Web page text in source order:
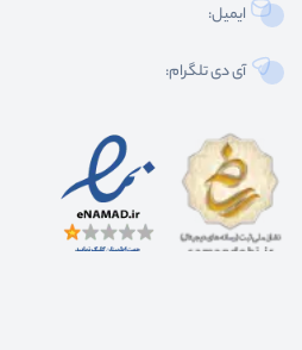
ایمیل:
آی دی تلگرام: